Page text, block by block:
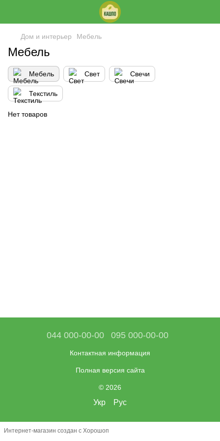
Дом и интерьер Мебель
Мебель
Мебель Свет Свечи
Текстиль
Нет товаров
044 000-00-00 095 000-00-00
Контактная информация
Полная версия сайта
© 2026
Укр Рус
Интернет-магазин создан с Хорошоп